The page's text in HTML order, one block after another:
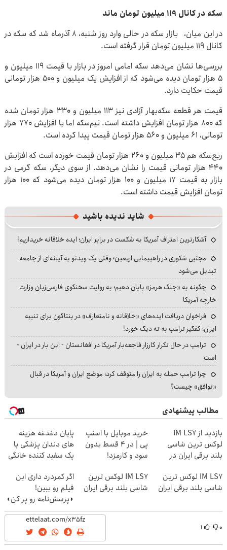
سکه در کانال ۱۱۹ میلیون تومان ماند
در این میان، بازار سکه در حالی وارد روز شنبه، ۸ آذرماه شد که سکه در
کانال ۱۱۹ میلیون تومان قرار گرفته است.
بررسی‌ها نشان می‌دهد سکه امامی امروز در بازار با قیمت ۱۱۹ میلیون و
۵ هزار تومان دیده می‌شود که از افزایش یک میلیون و ۵۰۰ هزار تومانی
قیمت حکایت دارد.
قیمت هر قطعه سکه‌بهار آزادی نیز ۱۱۳ میلیون و ۳۳۰ هزار تومان شده
که ۸۰۰ هزار تومان افزایش داشته است. نیم‌سکه اما با افزایش ۷۷۰ هزار
تومانی، ۶۱ میلیون و ۵۶۰ هزار تومان قیمت پیدا کرده است.
ربع‌سکه هم ۳۵ میلیون و ۲۶۰ هزار تومان قیمت خورده است که افزایش
۴۴۰ هزار تومانی قیمت را نشان می‌دهد. از سوی دیگر، سکه گرمی در
بازار به قیمت ۱۷ میلیون و ۱۰۰ هزار تومان دیده می‌شود که ۱۰۰ هزار
تومان افزایش قیمت داشته است.
شاید ندیده باشید
آشکارترین اعتراف آمریکا به شکست در برابر ایران؛ ایده خلاقانه خریداریم!
مجتبی شکوری در راهپیمایی اربعین؛ وقتی یک ویدئو به آیینه‌ای از جامعه
تبدیل می‌شود
چگونه به «جنگ هرمز» پایان دهیم؛ به روایت سخنگوی فارسی‌زبان وزارت
خارجه آمریکا
فراخوان دریافت ایده‌های «خلاقانه و نامتعارف» در پنتاگون برای تنبیه
ایران؛ کفگیر ترامپ به ته دیگ خورد!
ترامپ در حال تکرار کارزار فاجعه‌بار آمریکا در افغانستان - این بار در ایران -
است
چرا ترامپ حمله به ایران را متوقف کرد؛ موضع ایران و آمریکا در قبال
«توافق» چیست؟
مطالب پیشنهادی
بازدید از IM LS7
لوکس ترین شاسی
بلند برقی ایران در
خرید موبایل با اسنپ
پی | در ۴ قسط بدون
سود و کارمزد!
پایان دغدغه هزینه
های دندان پزشکی با
پک سفید کننده خانگی
IM LS7 لوکس ترین
شاسی بلند برقی ایران
IM LS7 لوکس ترین
شاسی بلند برقی ایران
اگر کمردرد داری این
فیلم رو ببین!
◗پرسش‌نامه رو پر کن◖
۰ ۱